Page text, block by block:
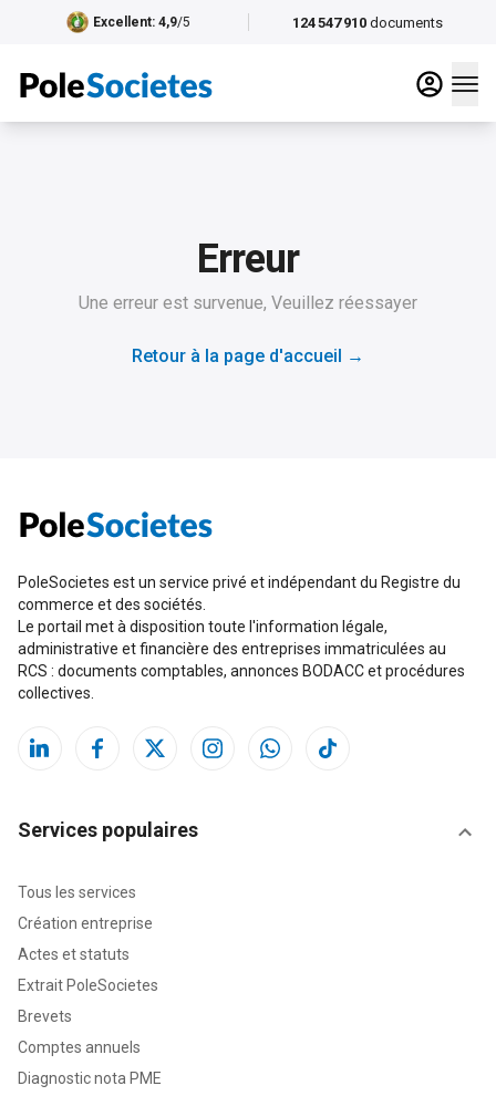
124 547 910 documents
Excellent: 4,9/5
Erreur
Une erreur est survenue, Veuillez réessayer
Retour à la page d'accueil →
PoleSocietes est un service privé et indépendant du Registre du
commerce et des sociétés.
Le portail met à disposition toute l'information légale,
administrative et financière des entreprises immatriculées au
RCS : documents comptables, annonces BODACC et procédures
collectives.
Services populaires
Tous les services
Création entreprise
Actes et statuts
Extrait PoleSocietes
Brevets
Comptes annuels
Diagnostic nota PME